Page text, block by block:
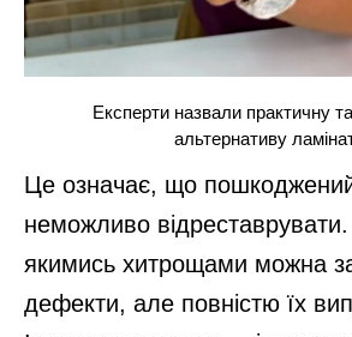
Експерти назвали практичну
альтернативу
Це означає, що
неможливо відреставрувати.
якимись хитрощами можна
дефекти, але повністю їх